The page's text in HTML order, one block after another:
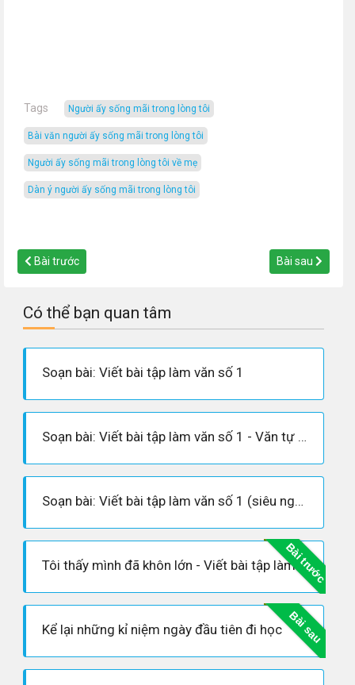
Tags người ấy sống mãi trong lòng tôi
bài văn người ấy sống mãi trong lòng tôi
người ấy sống mãi trong lòng tôi về mẹ
dàn ý người ấy sống mãi trong lòng tôi
Bài trước Bài sau
Có thể bạn quan tâm
Soạn bài: Viết bài tập làm văn số 1
Soạn bài: Viết bài tập làm văn số 1 - Văn tự sự
Soạn bài: Viết bài tập làm văn số 1 (siêu ngắn)
Bài trước
Tôi thấy mình đã khôn lớn - Viết bài tập làm văn số 1 lớp 8 hay nhất
Bài sau
Kể lại những kỉ niệm ngày đầu tiên đi học